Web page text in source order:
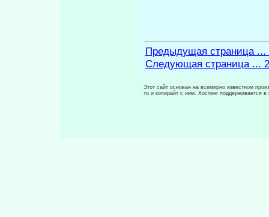
Предыдущая страница ...
Следующая страница ...
Этот сайт основан на всемирно известном
то и копирайт с ним. Хостинг поддерживается